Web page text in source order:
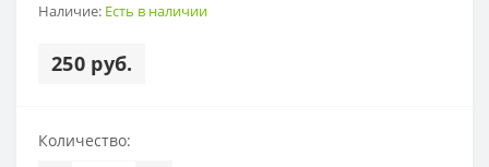
Наличие: Есть в наличии
250 руб.
Количество: